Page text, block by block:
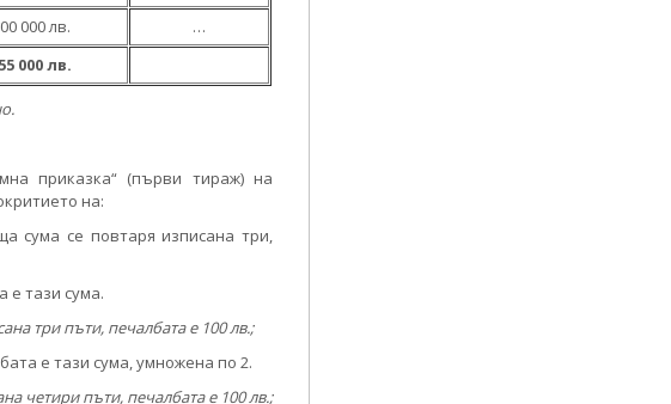
000 лв.
…
000 лв.
приказка“ (първи тираж) на
на:
сума се повтаря изписана три,
е тази сума.
три пъти, печалбата е 100 лв.;
е тази сума, умножена по 2.
четири пъти, печалбата е 100 лв.;